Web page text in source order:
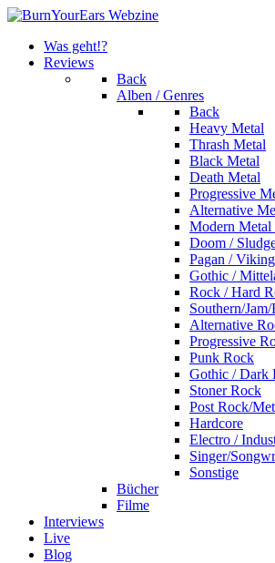
Was geht!?
Reviews
Back
Alben / Genres
Back
Heavy Metal
Thrash Metal
Black Metal
Death Metal
Progressive
Alternative
Modern Metal
Doom /
Pagan /
Gothic /
Rock / Hard
Southern/
Alternative
Progressive
Punk Rock
Gothic / Dark
Stoner Rock
Post Rock/
Hardcore
Electro /
Singer/
Sonstige
Bücher
Filme
Interviews
Live
Blog